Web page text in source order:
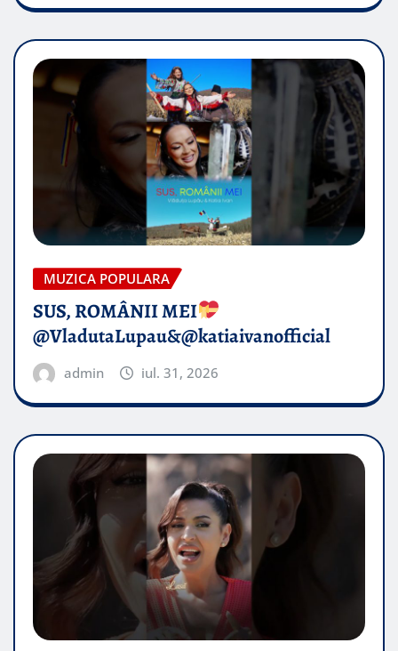
MUZICA POPULARA
SUS, ROMÂNII MEI
@VladutaLupau&@katiaivanofficial
admin iul. 31, 2026